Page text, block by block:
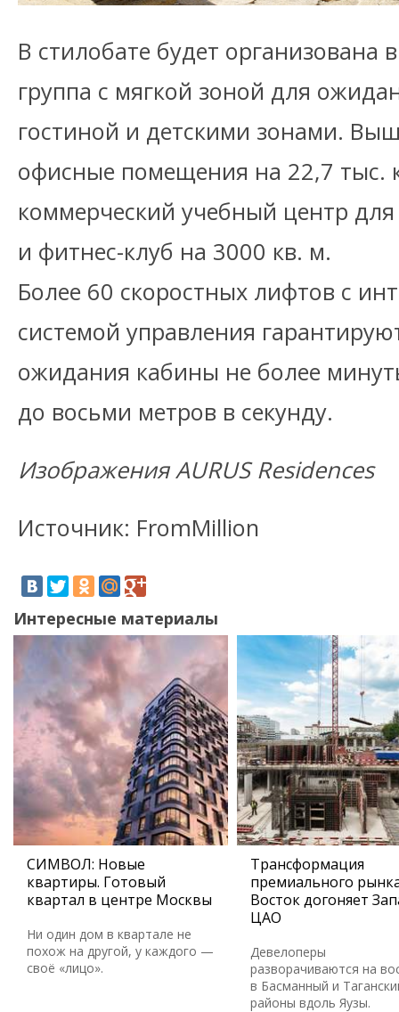
В стилобате будет
группа с мягкой зоной для
гостиной и детскими зонами.
офисные помещения на 22,7 тыс.
коммерческий учебный центр
и фитнес-клуб на 3000 кв. м.
Более 60 скоростных лифтов с
системой управления
ожидания кабины не более
до восьми метров в секунду.
Изображения AURUS Residences
Источник: FromMillion
Интересные материалы
СИМВОЛ: Новые
квартиры. Готовый
квартал в центре Москвы
Ни один дом в квартале не
похож на другой, у каждого —
своё «лицо».
Трансформация
премиального
Восток догоняет
ЦАО
Девелоперы
разворачиваются на
в Басманный и
районы вдоль Яузы.